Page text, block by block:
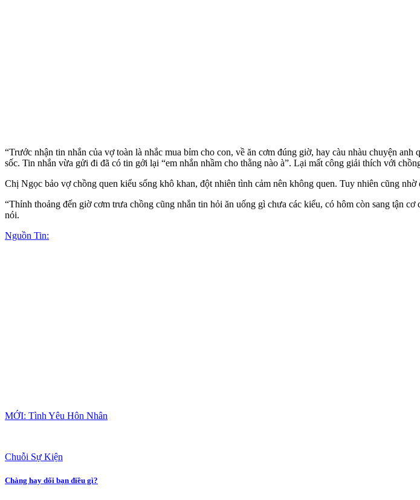
“Trước nhận tin nhắn của vợ toàn là nhắc mua bỉm cho con, về ăn cơm đúng giờ, hay càu nhàu chuyện
sốc. Tin nhắn vừa gửi đi đã có tin gởi lại “em nhắn nhầm cho thằng nào à”. Lại mất công giải thích với
Chị Ngọc bảo vợ chồng quen kiểu sống khô khan, đột nhiên tình cảm nên không quen. Tuy nhiên cũng
“Thỉnh thoảng đến giờ cơm trưa chồng cũng nhắn tin hỏi ăn uống gì chưa các kiểu, có hôm còn sang tận
nói.
Nguồn Tin:
MỚI: Tình Yêu Hôn Nhân
Chuỗi Sự Kiện
Chàng hay dối bạn điều gì?